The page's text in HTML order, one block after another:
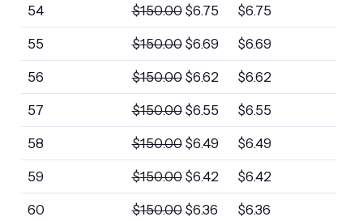
54 $150.00 $6.75 $6.75
55 $150.00 $6.69 $6.69
56 $150.00 $6.62 $6.62
57 $150.00 $6.55 $6.55
58 $150.00 $6.49 $6.49
59 $150.00 $6.42 $6.42
60 $150.00 $6.36 $6.36